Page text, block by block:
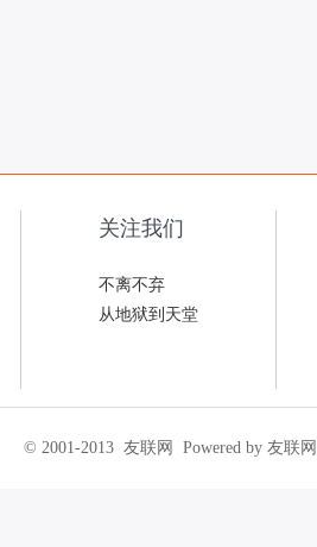
关注我们
不离不弃
从地狱到天堂
© 2001-2013 友联网 Powered by 友联